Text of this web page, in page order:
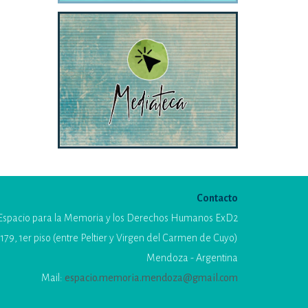
Contacto
Espacio para la Memoria y los Derechos Humanos ExD2
1er piso (entre Peltier y Virgen del Carmen de Cuyo)
Mendoza - Argentina
Mail: espacio.memoria.mendoza@gmail.com